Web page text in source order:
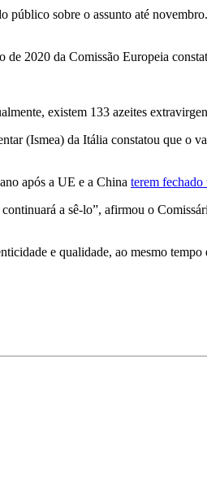
público sobre o assunto até
2020 da Comissão Europeia
existem 133 azeites
(Ismea) da Itália constatou que o
após a UE e a China terem fechado
a sê-lo”, afirmou o
e qualidade, ao mesmo